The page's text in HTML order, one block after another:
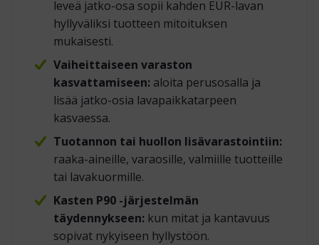
leveä jatko-osa sopii kahden EUR-lavan
hyllyväliksi tuotteen mitoituksen
mukaisesti.
Vaiheittaiseen varaston
kasvattamiseen:aloita perusosalla ja
lisää jatko-osia lavapaikkatarpeen
kasvaessa.
Tuotannon tai huollon lisävarastointiin:
raaka-aineille, varaosille, valmiille tuotteille
tai lavakuormille.
Kasten P90 -järjestelmän
täydennykseen:kun mitat ja kantavuus
sopivat nykyiseen hyllystöön.